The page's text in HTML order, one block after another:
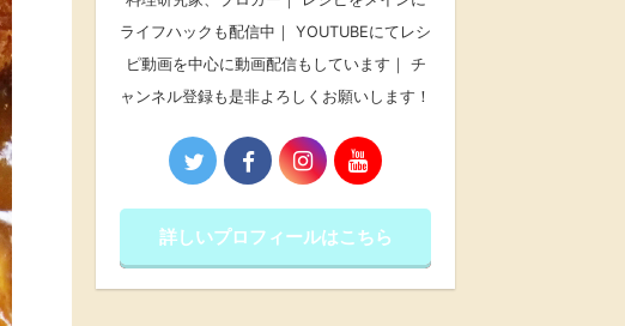
ライフハックも配信中｜ YOUTUBEにてレシ
ピ動画を中心に動画配信もしています｜ チ
ャンネル登録も是非よろしくお願いします！
詳しいプロフィールはこちら